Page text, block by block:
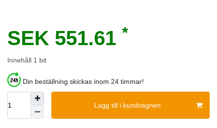
SEK 551.61 *
Innehåll 1 bit
Din beställning skickas inom 24 timmar!
Lagg till i kundvagnen